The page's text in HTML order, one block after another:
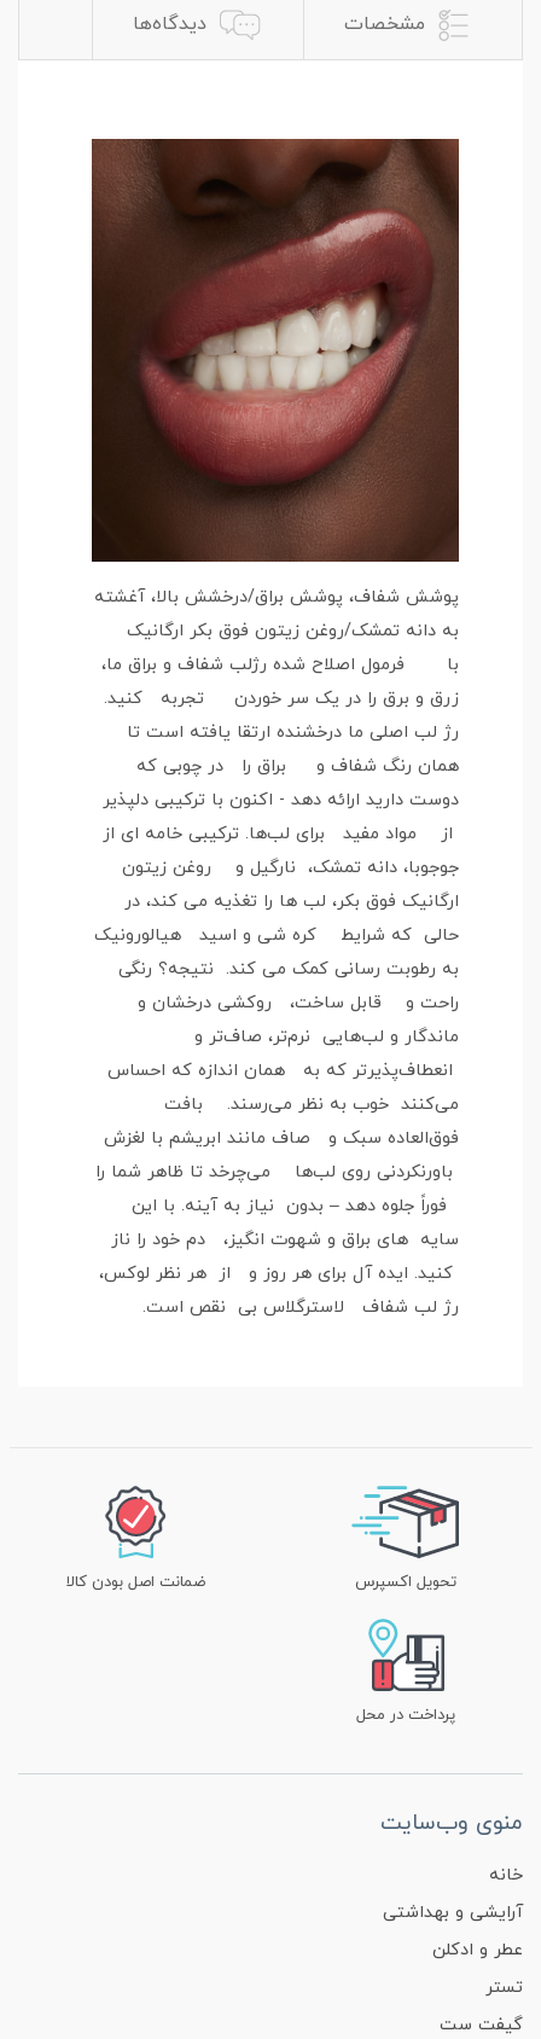
مشخصات دیدگاه‌ها
پوشش شفاف، پوشش براق/درخشش بالا، آغشته
به دانه تمشک/روغن زیتون فوق بکر ارگانیک
با فرمول اصلاح شده رژلب شفاف و براق ما،
زرق و برق را در یک سر خوردن تجربه کنید.
رژ لب اصلی ما درخشنده ارتقا یافته است تا
همان رنگ شفاف و براق را در چوبی که
دوست دارید ارائه دهد - اکنون با ترکیبی دلپذیر
از مواد مفید برای لب‌ها. ترکیبی خامه ای از
جوجوبا، دانه تمشک، نارگیل و روغن زیتون
ارگانیک فوق بکر، لب ها را تغذیه می کند، در
حالی که شرایط کره شی و اسید هیالورونیک
به رطوبت رسانی کمک می کند. نتیجه؟ رنگی
راحت و قابل ساخت، روکشی درخشان و
ماندگار و لب‌هایی نرم‌تر، صاف‌تر و
انعطاف‌پذیرتر که به همان اندازه که احساس
می‌کنند خوب به نظر می‌رسند. بافت
فوق‌العاده سبک و صاف مانند ابریشم با لغزش
باورنکردنی روی لب‌ها می‌چرخد تا ظاهر شما را
فوراً جلوه دهد – بدون نیاز به آینه. با این
سایه های براق و شهوت انگیز، دم خود را ناز
کنید. ایده آل برای هر روز و از هر نظر لوکس،
رژ لب شفاف لاسترگلاس بی نقص است.
تحویل اکسپرس ضمانت اصل بودن کالا
پرداخت در محل
منوی وب‌سایت
خانه
آرایشی و بهداشتی
عطر و ادکلن
تستر
گیفت ست